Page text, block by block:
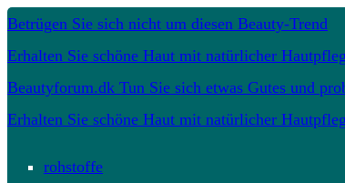
Betrügen Sie sich nicht um diesen Beauty-Trend
Erhalten Sie schöne Haut mit natürlicher
Beautyforum.dk Tun Sie sich etwas Gutes und
Erhalten Sie schöne Haut mit natürlicher
rohstoffe